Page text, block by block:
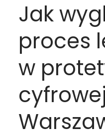
Jak
proces
w